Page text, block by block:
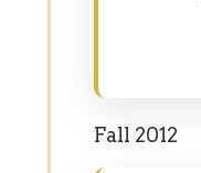
Fall 2012